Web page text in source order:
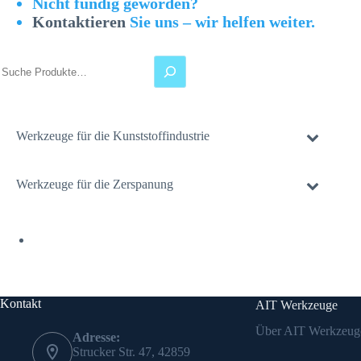
Kontaktieren Sie uns – wir helfen weiter.
Werkzeuge für die Kunststoffindustrie
Werkzeuge für die Zerspanung
Kontakt
Adresse:
Strucker Str. 47, 42859
AIT Werkzeuge
Über AIT